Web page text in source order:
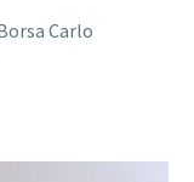
Carlo